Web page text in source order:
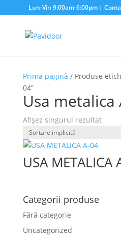
Lun-Vin 9:00am-6:00pm |
Prima pagină / Produse
04”
Usa metalica
Afișez singurul rezultat
USA METALICA
Categorii produse
Fără categorie
Uncategorized